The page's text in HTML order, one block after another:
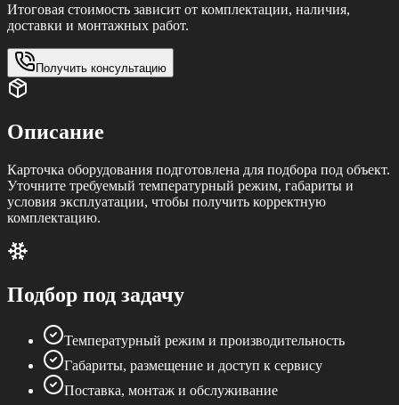
Итоговая стоимость зависит от комплектации, наличия,
доставки и монтажных работ.
Получить консультацию
Описание
Карточка оборудования подготовлена для подбора под объект.
Уточните требуемый температурный режим, габариты и
условия эксплуатации, чтобы получить корректную
комплектацию.
Подбор под задачу
Температурный режим и производительность
Габариты, размещение и доступ к сервису
Поставка, монтаж и обслуживание